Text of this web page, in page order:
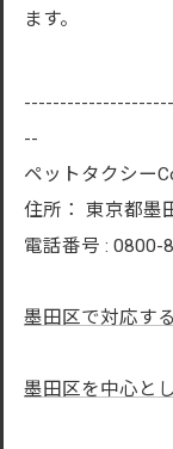
ます。
--
ペットタクシー
住所： 東京都墨
電話番号 : 0800-
墨田区で対応す
墨田区を中心と